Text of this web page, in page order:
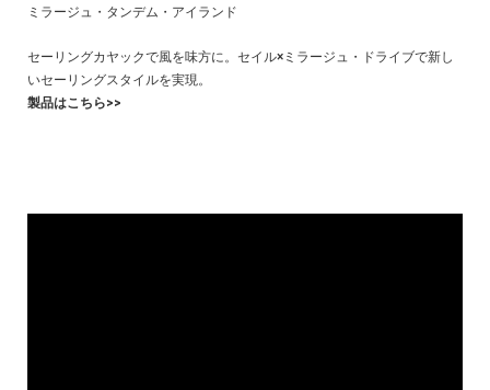
ミラージュ・タンデム・アイランド
セーリングカヤックで風を味方に。セイル×ミラージュ・ドライブで新し
いセーリングスタイルを実現。
製品はこちら>>